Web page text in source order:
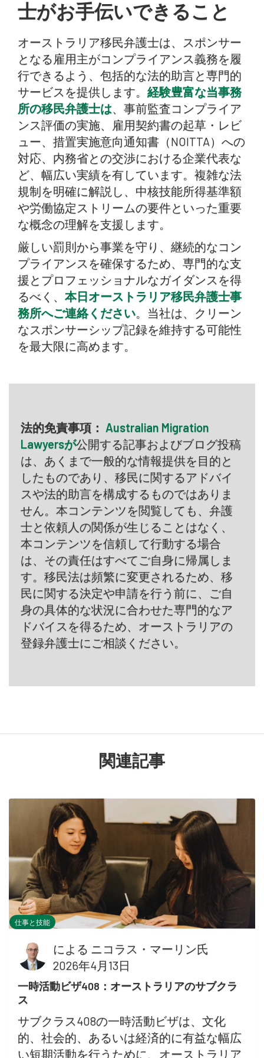
士がお手伝いできること
オーストラリア移民弁護士は、スポンサー
となる雇用主がコンプライアンス義務を履
行できるよう、包括的な法的助言と専門的
サービスを提供します。 経験豊富な当事務
所の移民弁護士は、事前監査コンプライア
ンス評価の実施、雇用契約書の起草・レビ
ュー、措置実施意向通知書（NOITTA）への
対応、内務省との交渉における企業代表な
ど、幅広い実績を有しています。複雑な法
規制を明確に解説し、中核技能所得基準額
や労働協定ストリームの要件といった重要
な概念の理解を支援します。
厳しい罰則から事業を守り、継続的なコン
プライアンスを確保するため、専門的な支
援とプロフェッショナルなガイダンスを得
るべく、 本日オーストラリア移民弁護士事
務所へご連絡ください。当社は、クリーン
なスポンサーシップ記録を維持する可能性
を最大限に高めます。
法的免責事項： Australian Migration
Lawyersが公開する記事およびブログ投稿
は、あくまで一般的な情報提供を目的と
したものであり、移民に関するアドバイ
スや法的助言を構成するものではありま
せん。本コンテンツを閲覧しても、弁護
士と依頼人の関係が生じることはなく、
本コンテンツを信頼して行動する場合
は、その責任はすべてご自身に帰属しま
す。移民法は頻繁に変更されるため、移
民に関する決定や申請を行う前に、ご自
身の具体的な状況に合わせた専門的なア
ドバイスを得るため、オーストラリアの
登録弁護士にご相談ください。
関連記事
仕事と技能
による ニコラス・マーリン氏
2026年4月13日
一時活動ビザ408：オーストラリアのサブクラ
ス
サブクラス408の一時活動ビザは、文化
的、社会的、あるいは経済的に有益な幅広
い短期活動を行うために、オーストラリア